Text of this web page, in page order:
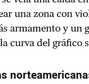
una zona con
armamento y un
curva del gráfico